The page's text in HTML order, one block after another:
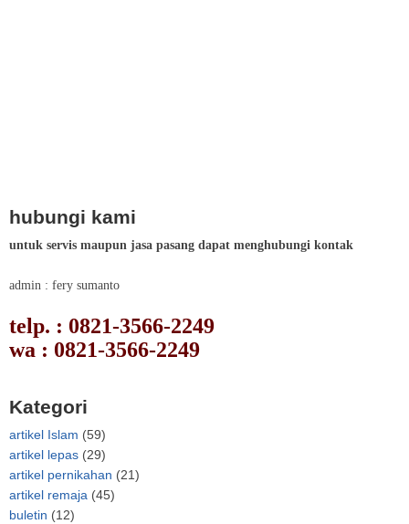
hubungi kami
untuk servis maupun jasa pasang dapat menghubungi kontak
admin : fery sumanto
telp. : 0821-3566-2249
wa : 0821-3566-2249
Kategori
artikel Islam (59)
artikel lepas (29)
artikel pernikahan (21)
artikel remaja (45)
buletin (12)